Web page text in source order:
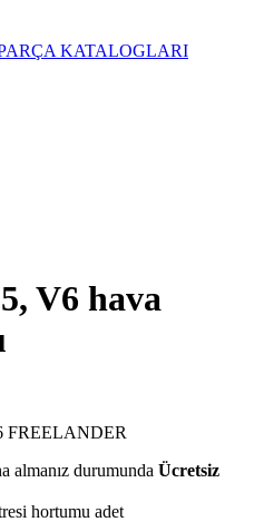
KATALOGLARI
V6 hava
FREELANDER
almanız durumunda Ücretsiz
hortumu adet